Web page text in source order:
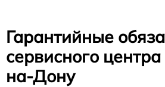
Гарантийные
сервисного
на-Дону